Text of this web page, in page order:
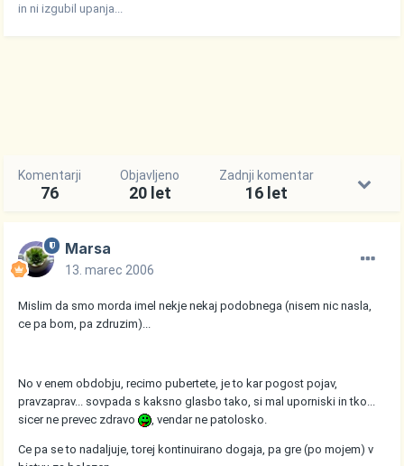
in ni izgubil upanja...
Komentarji
76
Objavljeno
20 let
Zadnji komentar
16 let
Marsa
13. marec 2006
Mislim da smo morda imel nekje nekaj podobnega (nisem nic nasla,
ce pa bom, pa zdruzim)...
No v enem obdobju, recimo pubertete, je to kar pogost pojav,
pravzaprav... sovpada s kaksno glasbo tako, si mal uporniski in tko...
sicer ne prevec zdravo
, vendar ne patolosko.
Ce pa se to nadaljuje, torej kontinuirano dogaja, pa gre (po mojem) v